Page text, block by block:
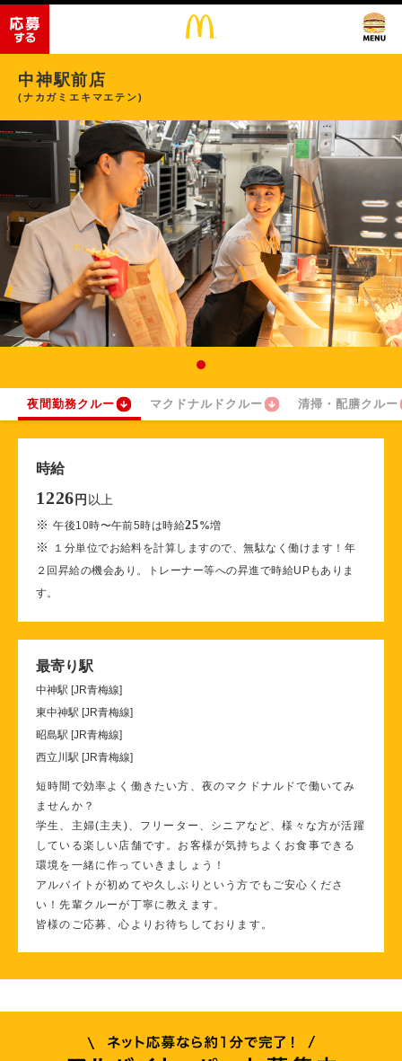
中神駅前店
(ナカガミエキマエテン)
夜間勤務クルー マクドナルドクルー 清掃・配膳クルー
時給
1226 円 以上
※午後10時〜午前5時は時給25%増
※
１分単位でお給料を計算しますので、無駄なく働けます！年
２回昇給の機会あり。トレーナー等への昇進で時給UPもありま
す。
最寄り駅
中神駅 [JR青梅線]
東中神駅 [JR青梅線]
昭島駅 [JR青梅線]
西立川駅 [JR青梅線]
短時間で効率よく働きたい方、夜のマクドナルドで働いてみ
ませんか？
学生、主婦(主夫)、フリーター、シニアなど、様々な方が活躍
している楽しい店舗です。お客様が気持ちよくお食事できる
環境を一緒に作っていきましょう！
アルバイトが初めてや久しぶりという方でもご安心くださ
い！先輩クルーが丁寧に教えます。
皆様のご応募、心よりお待ちしております。